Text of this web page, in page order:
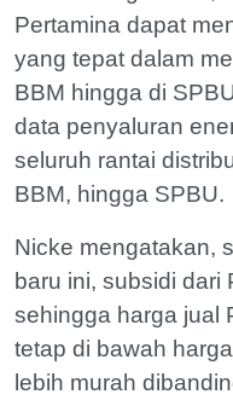
Pertamina dapat
yang tepat dalam
BBM hingga di
data penyaluran
seluruh rantai
BBM, hingga SPBU.
Nicke mengatakan,
baru ini, subsidi dari
sehingga harga jual
tetap di bawah
lebih murah